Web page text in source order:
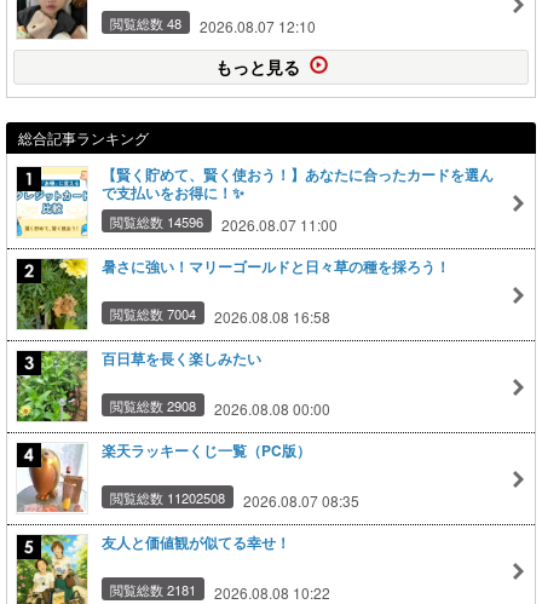
閲覧総数 48 2026.08.07 12:10
もっと見る
総合記事ランキング
【賢く貯めて、賢く使おう！】あなたに合ったカードを選ん
で支払いをお得に！✨
閲覧総数 14596 2026.08.07 11:00
暑さに強い！マリーゴールドと日々草の種を採ろう！
閲覧総数 7004 2026.08.08 16:58
百日草を長く楽しみたい
閲覧総数 2908 2026.08.08 00:00
楽天ラッキーくじ一覧（PC版）
閲覧総数 11202508 2026.08.07 08:35
友人と価値観が似てる幸せ！
閲覧総数 2181 2026.08.08 10:22